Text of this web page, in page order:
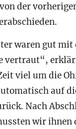
der
waren gut mit
vertraut“,
viel um die
auf
Nach
wir ihnen